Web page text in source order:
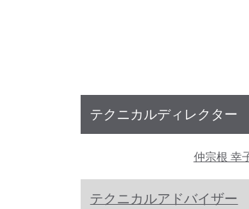
テクニカルディレクター
仲宗根 幸
テクニカルアドバイザー